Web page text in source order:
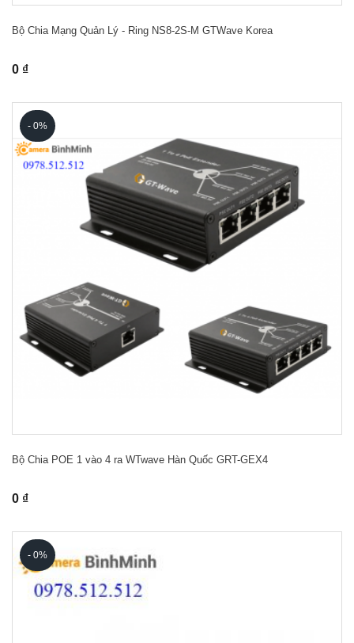
Bộ Chia Mạng Quản Lý - Ring NS8-2S-M GTWave Korea
0 ₫
- 0%
Bộ Chia POE 1 vào 4 ra WTwave Hàn Quốc GRT-GEX4
0 ₫
- 0%